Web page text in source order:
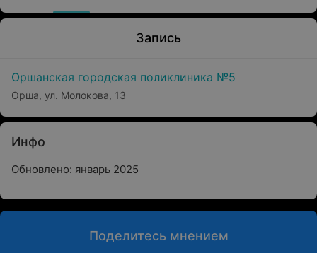
Запись
Оршанская городская поликлиника №5
Орша, ул. Молокова, 13
Инфо
Обновлено: январь 2025
Поделитесь мнением